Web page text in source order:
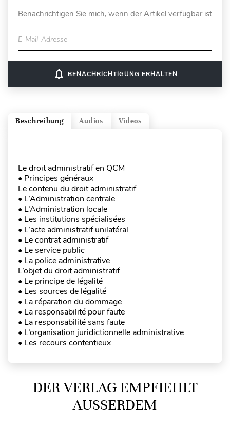
Benachrichtigen Sie mich, wenn der Artikel verfügbar ist
E-Mail-Adresse
notifications_none BENACHRICHTIGUNG ERHALTEN
Videos
Audios
Beschreibung
Le droit administratif en QCM
• Principes généraux
Le contenu du droit administratif
• L’Administration centrale
• L’Administration locale
• Les institutions spécialisées
• L’acte administratif unilatéral
• Le contrat administratif
• Le service public
• La police administrative
L’objet du droit administratif
• Le principe de légalité
• Les sources de légalité
• La réparation du dommage
• La responsabilité pour faute
• La responsabilité sans faute
• L’organisation juridictionnelle administrative
• Les recours contentieux
DER VERLAG EMPFIEHLT
AUSSERDEM